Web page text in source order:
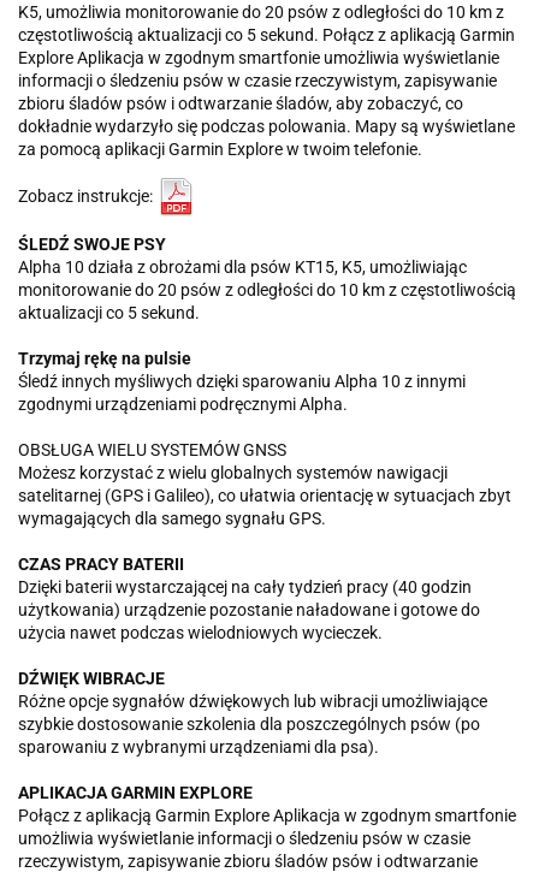
K5, umożliwia monitorowanie do 20 psów z odległości do 10 km z
częstotliwością aktualizacji co 5 sekund. Połącz z aplikacją Garmin
Explore Aplikacja w zgodnym smartfonie umożliwia wyświetlanie
informacji o śledzeniu psów w czasie rzeczywistym, zapisywanie
zbioru śladów psów i odtwarzanie śladów, aby zobaczyć, co
dokładnie wydarzyło się podczas polowania. Mapy są wyświetlane
za pomocą aplikacji Garmin Explore w twoim telefonie.
Zobacz instrukcje:
ŚLEDŹ SWOJE PSY
Alpha 10 działa z obrożami dla psów KT15, K5, umożliwiając
monitorowanie do 20 psów z odległości do 10 km z częstotliwością
aktualizacji co 5 sekund.
Trzymaj rękę na pulsie
Śledź innych myśliwych dzięki sparowaniu Alpha 10 z innymi
zgodnymi urządzeniami podręcznymi Alpha.
OBSŁUGA WIELU SYSTEMÓW GNSS
Możesz korzystać z wielu globalnych systemów nawigacji
satelitarnej (GPS i Galileo), co ułatwia orientację w sytuacjach zbyt
wymagających dla samego sygnału GPS.
CZAS PRACY BATERII
Dzięki baterii wystarczającej na cały tydzień pracy (40 godzin
użytkowania) urządzenie pozostanie naładowane i gotowe do
użycia nawet podczas wielodniowych wycieczek.
DŹWIĘK WIBRACJE
Różne opcje sygnałów dźwiękowych lub wibracji umożliwiające
szybkie dostosowanie szkolenia dla poszczególnych psów (po
sparowaniu z wybranymi urządzeniami dla psa).
APLIKACJA GARMIN EXPLORE
Połącz z aplikacją Garmin Explore Aplikacja w zgodnym smartfonie
umożliwia wyświetlanie informacji o śledzeniu psów w czasie
rzeczywistym, zapisywanie zbioru śladów psów i odtwarzanie